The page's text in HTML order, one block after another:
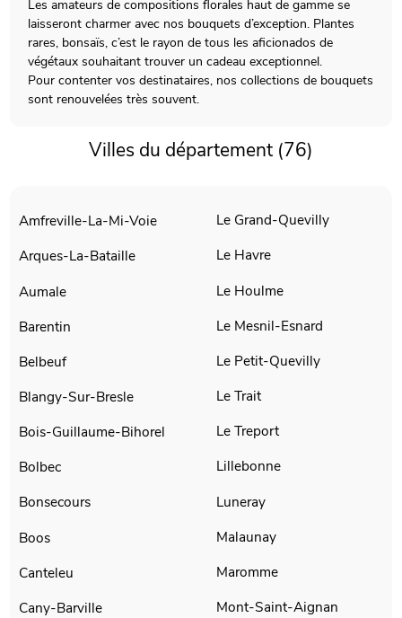
Les amateurs de compositions florales haut de gamme se
laisseront charmer avec nos bouquets d’exception. Plantes
rares, bonsaïs, c’est le rayon de tous les aficionados de
végétaux souhaitant trouver un cadeau exceptionnel.
Pour contenter vos destinataires, nos collections de bouquets
sont renouvelées très souvent.
Villes du département (76)
Amfreville-La-Mi-Voie
Arques-La-Bataille
Aumale
Barentin
Belbeuf
Blangy-Sur-Bresle
Bois-Guillaume-Bihorel
Bolbec
Bonsecours
Boos
Canteleu
Cany-Barville
Le Grand-Quevilly
Le Havre
Le Houlme
Le Mesnil-Esnard
Le Petit-Quevilly
Le Trait
Le Treport
Lillebonne
Luneray
Malaunay
Maromme
Mont-Saint-Aignan